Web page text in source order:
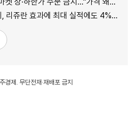
쥬란 효과에 최대 실적에도 4%대 약세
제. 무단전재·재배포 금지